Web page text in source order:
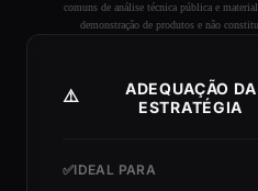
comuns de análise técnica pública e
demonstração de produtos e não
⚠️
ADEQUAÇÃO DA
ESTRATÉGIA
✅IDEAL PARA